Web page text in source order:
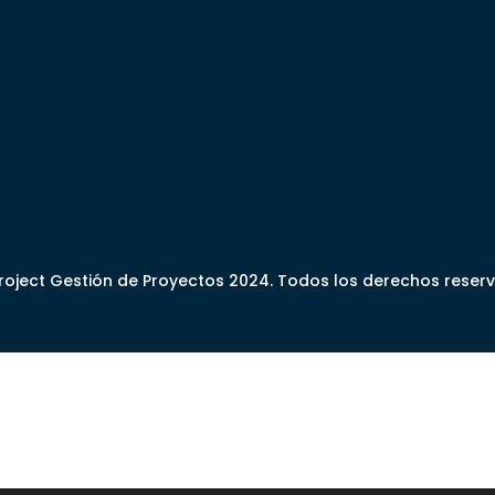
Gestión de Proyectos 2024. Todos los derechos